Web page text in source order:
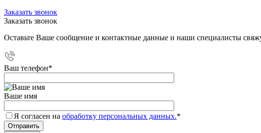
Заказать звонок
Заказать звонок
Оставьте Ваше сообщение и контактные данные и наши специалисты
Ваш телефон*
Ваше имя
Я согласен на обработку персональных данных.*